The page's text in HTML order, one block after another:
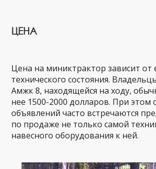
ЦЕНА
Цена на миниктрактор зависит от
технического состояния.
Амжк 8, находящейся на ходу,
нее 1500-2000 долларов. При этом
объявлений часто встречаются
по продаже не только самой
навесного оборудования к ней.